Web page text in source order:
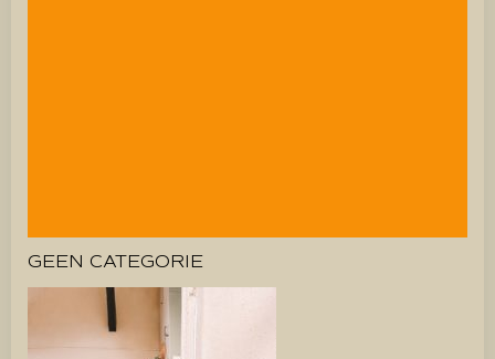
GEEN CATEGORIE